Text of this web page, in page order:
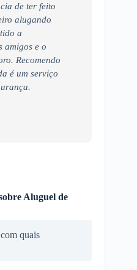
de ter feito
alugando
a
amigos e o
Recomendo
é um serviço
Aluguel de
quais